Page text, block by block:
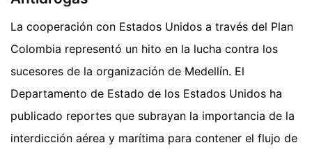
La cooperación con Estados Unidos a través del Plan
Colombia representó un hito en la lucha contra los
sucesores de la organización de Medellín. El
Departamento de Estado de los Estados Unidos ha
publicado reportes que subrayan la importancia de la
interdicción aérea y marítima para contener el flujo de